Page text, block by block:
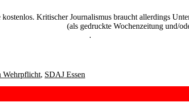
Kritischer Journalismus braucht allerdings
(als gedruckte Wochenzeitung und/
.
Wehrpflicht, SDAJ Essen